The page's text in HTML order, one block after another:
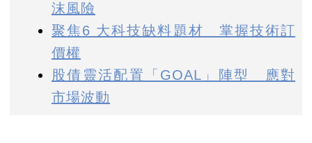
沫風險
聚焦6 大科技缺料題材 掌握技術訂
價權
股債靈活配置「GOAL」陣型 應對
市場波動